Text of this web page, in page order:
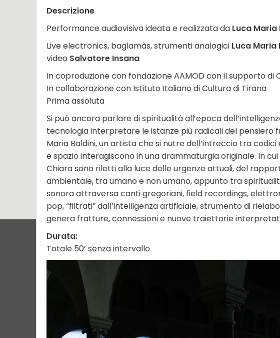
Descrizione
Performance audiovisiva ideata e realizzata da Luca Maria
Live electronics, baglamàs, strumenti analogici Luca Maria
video Salvatore Insana
In coproduzione con fondazione AAMOD con il supporto di
In collaborazione con Istituto Italiano di Cultura di Tirana
Prima assoluta
Si può ancora parlare di spiritualità all’epoca
tecnologia interpretare le istanze più radicali del pensiero
Maria Baldini, un artista che si nutre dell’intreccio tra
e spazio interagiscono in una drammaturgia originale. In
Chiara sono riletti alla luce delle urgenze attuali, del
ambientale, tra umano e non umano, appunto tra
sonora attraversa canti gregoriani, field recordings,
pop, “filtrati” dall’intelligenza artificiale, strumento di
genera fratture, connessioni e nuove traiettorie
Durata:
Totale 50’ senza intervallo